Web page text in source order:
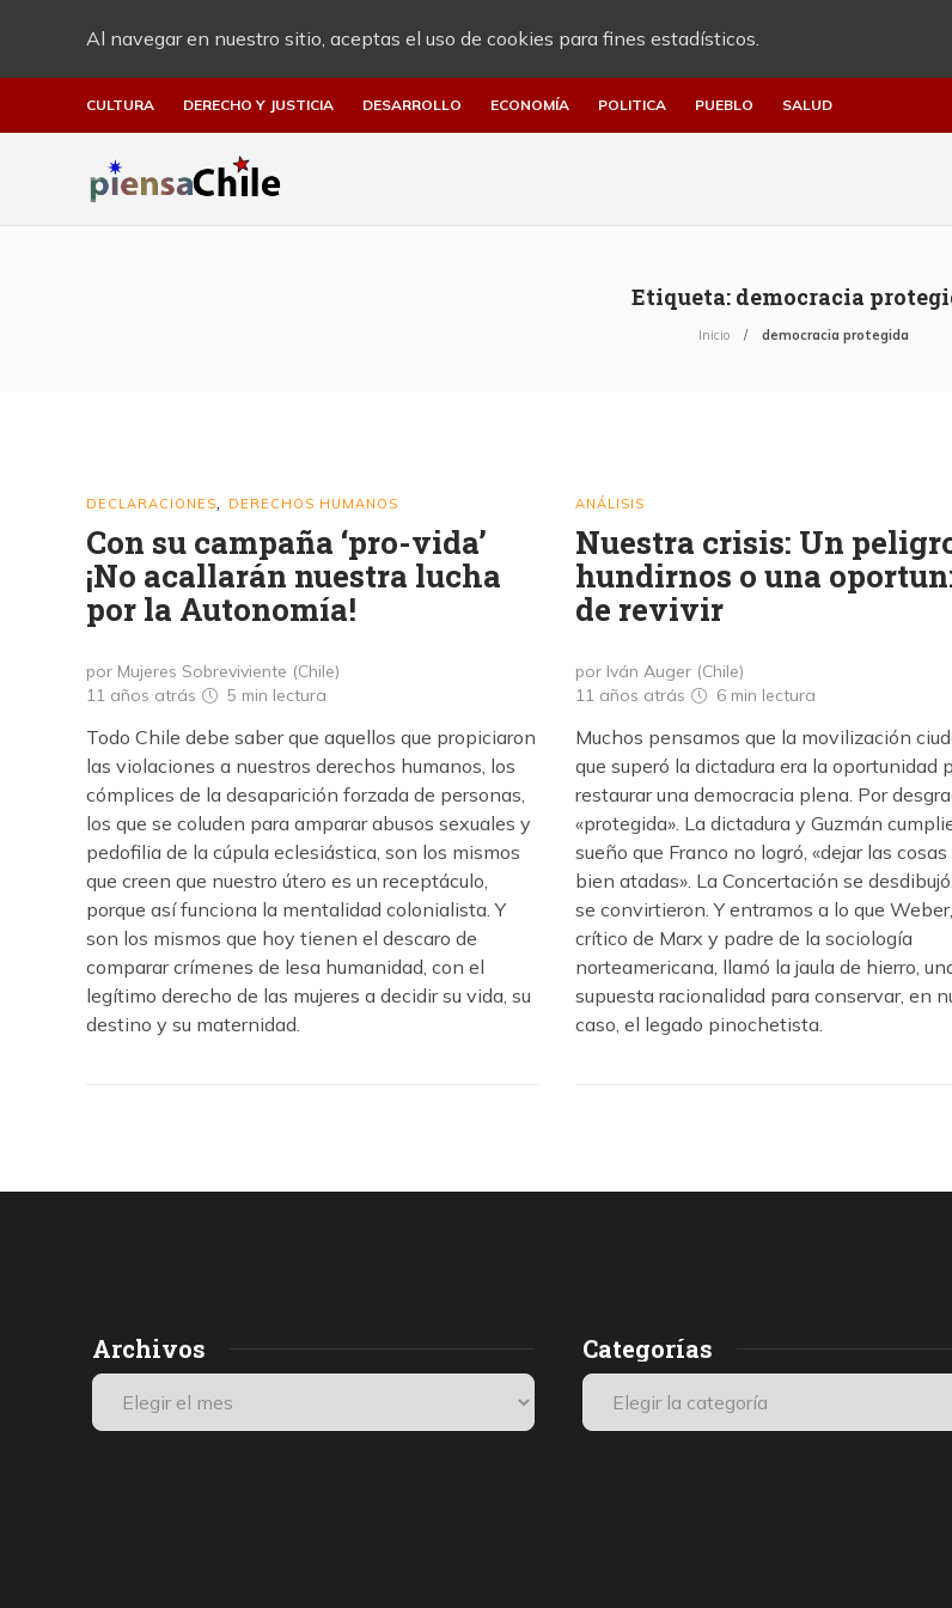
Al navegar en nuestro sitio, aceptas el uso de cookies para fines estadísticos.
CULTURA DERECHO Y JUSTICIA DESARROLLO ECONOMÍA POLITICA PUEBLO SALUD
Etiqueta: democracia
Inicio democracia protegida
DECLARACIONES DERECHOS HUMANOS
Con su campaña ‘pro-vida’
¡No acallarán nuestra lucha
por la Autonomía!
por Mujeres Sobreviviente (Chile)
11 años atrás
5 min lectura
Todo Chile debe saber que aquellos que propiciaron
las violaciones a nuestros derechos humanos, los
cómplices de la desaparición forzada de personas,
los que se coluden para amparar abusos sexuales y
pedofilia de la cúpula eclesiástica, son los mismos
que creen que nuestro útero es un receptáculo,
porque así funciona la mentalidad colonialista. Y
son los mismos que hoy tienen el descaro de
comparar crímenes de lesa humanidad, con el
legítimo derecho de las mujeres a decidir su vida, su
destino y su maternidad.
ANÁLISIS
Nuestra crisis: Un
hundirnos o una
de revivir
por Iván Auger (Chile)
11 años atrás
6 min lectura
Muchos pensamos que la movilización
que superó la dictadura era la oportunidad
restaurar una democracia plena. Por
«protegida». La dictadura y Guzmán
sueño que Franco no logró, «dejar las
bien atadas». La Concertación se
se convirtieron. Y entramos a lo que
crítico de Marx y padre de la sociología
norteamericana, llamó la jaula de hierro,
supuesta racionalidad para conservar, en
caso, el legado pinochetista.
Archivos Categorías